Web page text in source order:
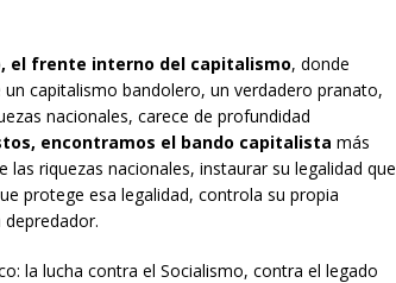
el frente interno del capitalismo, donde
capitalismo bandolero, un verdadero pranato,
nacionales, carece de profundidad
encontramos el bando capitalista más
riquezas nacionales, instaurar su legalidad que
protege esa legalidad, controla su propia
la lucha contra el Socialismo, contra el legado